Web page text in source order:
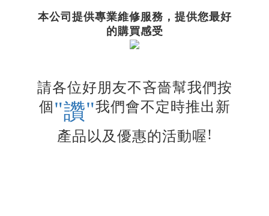
本公司提供專業維修服務，提供您最好
的購買感受
請各位好朋友不吝嗇幫我們按
個"讚"我們會不定時推出新
產品以及優惠的活動喔!